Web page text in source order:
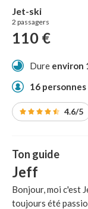
Ton guide
Jeff
Bonjour, moi c'est
toujours été
Dure environ
16 personnes
4.6/5
Jet-ski
2 passagers
110 €